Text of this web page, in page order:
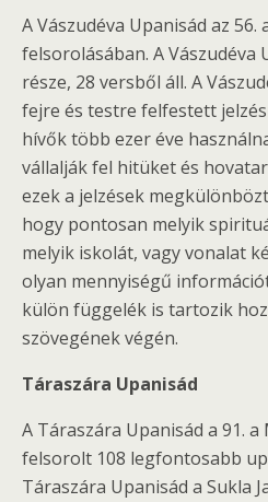
A Vászudéva Upanisád az
felsorolásában. A Vászudéva
része, 28 versből áll. A
fejre és testre felfestett
hívők több ezer éve
vállalják fel hitüket és
ezek a jelzések
hogy pontosan melyik
melyik iskolát, vagy vonalat
olyan mennyiségű
külön függelék is tartozik
szövegének végén.
Táraszára Upanisád
A Táraszára Upanisád a 91.
felsorolt 108 legfontosabb
Táraszára Upanisád a Sukla